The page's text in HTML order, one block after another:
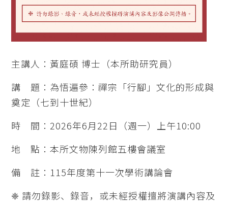
主講人：黃庭碩 博士（本所助研究員）
講 題：為悟遍參：禪宗「行腳」文化的形成與
奠定（七到十世紀）
時 間：2026年6月22日（週一）上午10:00
地 點：本所文物陳列館五樓會議室
備 註：115年度第十一次學術講論會
❈ 請勿錄影、錄音，或未經授權擅將演講內容及